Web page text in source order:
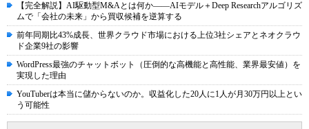
【完全解説】AI駆動型M&Aとは何か――AIモデル＋Deep Researchアルゴリズ
ムで「会社の未来」から買収候補を逆算する
前年同期比43%成長、世界クラウド市場における上位3社シェアとネオクラウ
ド企業9社の影響
WordPress最強のチャットボット（圧倒的な高機能と高性能、業界最安値）を
実現した理由
YouTuberは本当に儲からないのか。収益化した20人に1人が月30万円以上とい
う可能性